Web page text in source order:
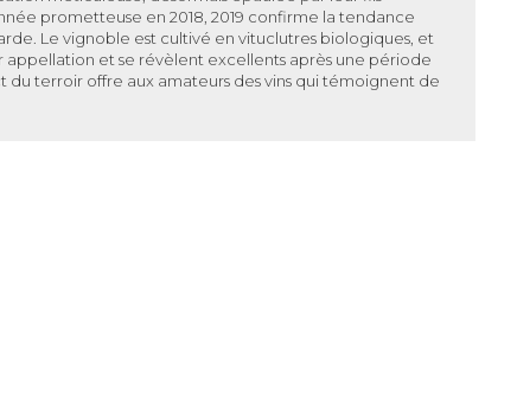
prometteuse en 2018, 2019 confirme la tendance
Le vignoble est cultivé en vituclutres biologiques , et
appellation et se révèlent excellents après une période
terroir offre aux amateurs des vins qui témoignent de